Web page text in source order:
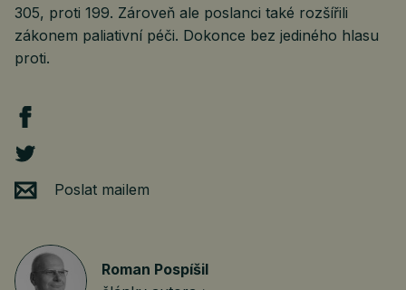
305, proti 199. Zároveň ale poslanci také rozšířili
zákonem paliativní péči. Dokonce bez jediného hlasu
proti.
Poslat mailem
Roman Pospíšil